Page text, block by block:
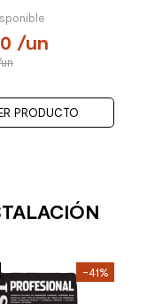
/un
PRODUCTO
-41%